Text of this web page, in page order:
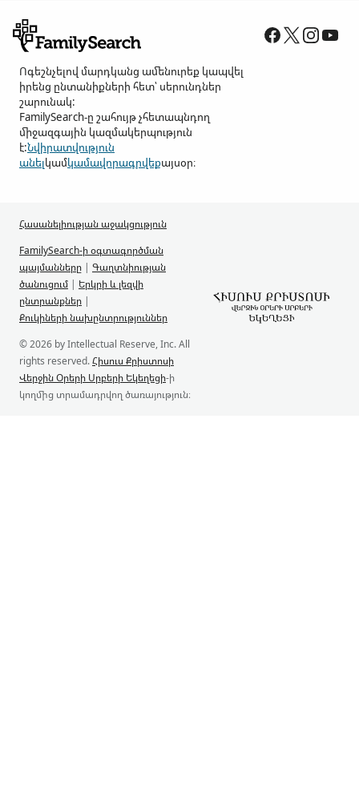
Ոգեշնչելով մարդկանց ամենուրեք կապվել
իրենց ընտանիքների հետ՝ սերունդներ
շարունակ:
FamilySearch-ը շահույթ չհետապնդող
միջազգային կազմակերպություն
է:Նվիրատվություն
անելկամկամավորագրվեքայսօր։
Հասանելիության աջակցություն
FamilySearch-ի օգտագործման
պայմանները | Գաղտնիության
ծանուցում | Երկրի և լեզվի
ընտրանքներ |
Քուկիների նախընտրություններ
© 2026 by Intellectual Reserve, Inc. All
rights reserved.Հիսուս Քրիստոսի
Վերջին Օրերի Սրբերի Եկեղեցի-ի
կողմից տրամադրվող ծառայություն։